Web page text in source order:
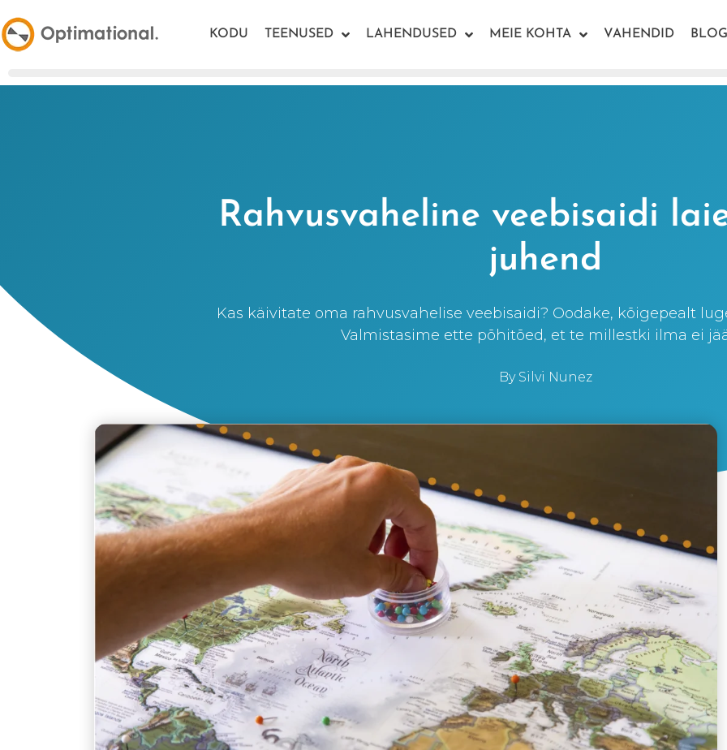
KODU TEENUSED LAHENDUSED MEIE KOHTA VAHENDID
Rahvusvaheline veebisaidi
juhend
Kas käivitate oma rahvusvahelise veebisaidi? Oodake, kõigepealt
Valmistasime ette põhitõed, et te millestki ilma ei
BySilvi Nunez